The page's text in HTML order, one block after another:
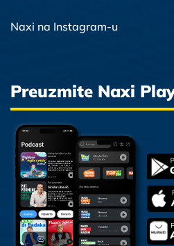
Naxi na Instagram-u
Preuzmite Naxi